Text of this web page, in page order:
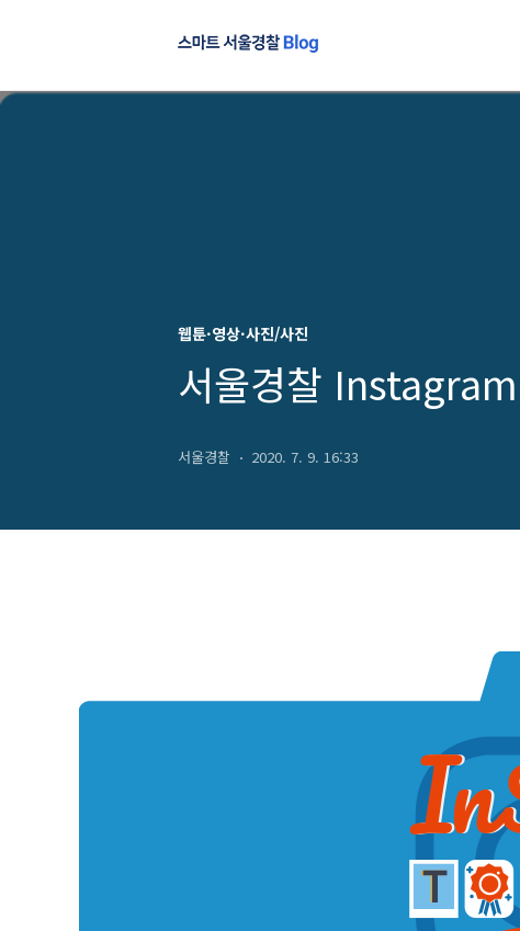
웹툰·영상·사진/사진
서울경찰
서울경찰 2020. 7. 9. 16:33